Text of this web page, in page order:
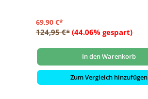
69,90 €*
124,95 €* (44.06% gespart)
In den Warenkorb
Zum Vergleich hinzufügen